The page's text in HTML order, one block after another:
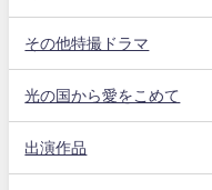
その他特撮ドラマ
光の国から愛をこめて
出演作品